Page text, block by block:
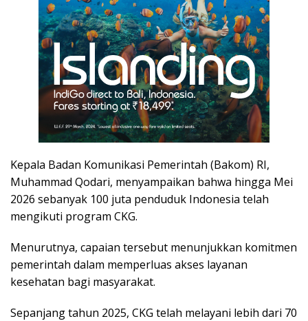
Kepala Badan Komunikasi Pemerintah (Bakom) RI,
Muhammad Qodari, menyampaikan bahwa hingga Mei
2026 sebanyak 100 juta penduduk Indonesia telah
mengikuti program CKG.
Menurutnya, capaian tersebut menunjukkan komitmen
pemerintah dalam memperluas akses layanan
kesehatan bagi masyarakat.
Sepanjang tahun 2025, CKG telah melayani lebih dari 70